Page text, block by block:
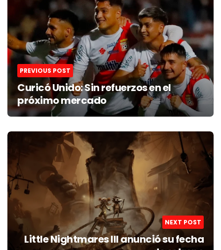
PREVIOUS POST
Curicó Unido: Sin refuerzos en el
próximo mercado
NEXT POST
Little Nightmares III anunció su fecha